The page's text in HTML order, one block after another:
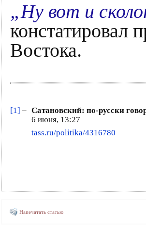
„Ну вот и
констатировал
Востока.
[1] – Сатановский: по-русски
6 июня, 13:27
tass.ru/politika/4316780
Напечатать статью